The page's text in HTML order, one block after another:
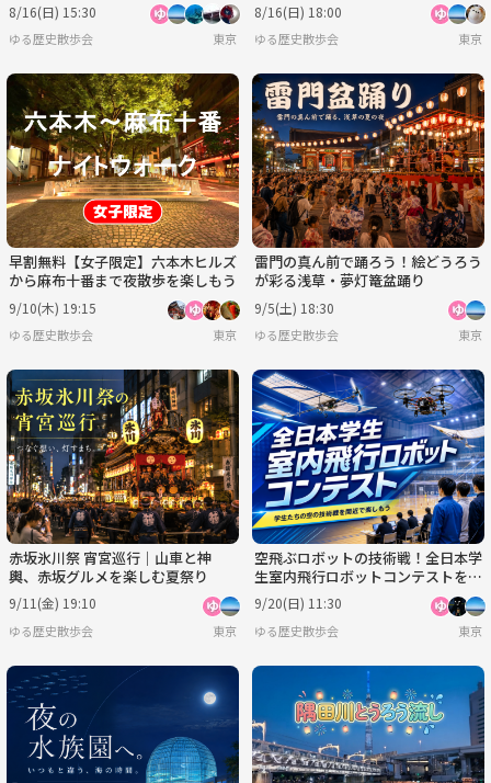
8/16(日) 15:30
ゆる歴史散歩会 東京
8/16(日) 18:00
ゆる歴史散歩会 東京
早割無料【女子限定】六本木ヒルズ
から麻布十番まで夜散歩を楽しもう
9/10(木) 19:15
ゆる歴史散歩会 東京
雷門の真ん前で踊ろう！絵どうろう
が彩る浅草・夢灯篭盆踊り
9/5(土) 18:30
ゆる歴史散歩会 東京
赤坂氷川祭 宵宮巡行｜山車と神
輿、赤坂グルメを楽しむ夏祭り
9/11(金) 19:10
ゆる歴史散歩会 東京
空飛ぶロボットの技術戦！全日本学
生室内飛行ロボットコンテストを観
戦しよう
9/20(日) 11:30
ゆる歴史散歩会 東京